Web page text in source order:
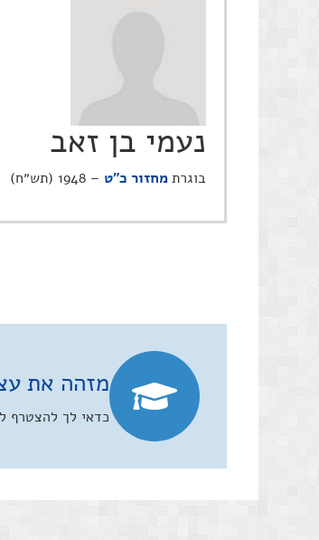
נעמי בן זאב
בוגרתמחזור כ"ט – 1948 (תש״ח)
מזהה את
כדאי לך להצטרף